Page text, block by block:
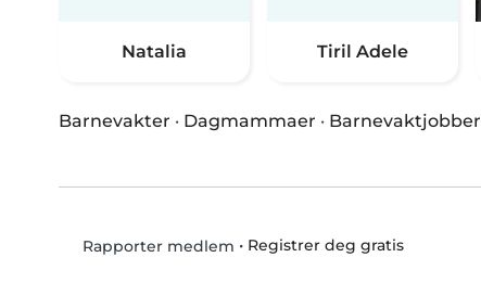
Natalia Tiril Adele
Barnevakter · Dagmammaer · Barnevaktjobber
Rapporter medlem • Registrer deg gratis